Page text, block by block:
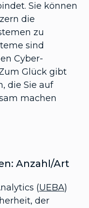
Sie können
die
zu
sind
Cyber-
Glück gibt
die Sie auf
machen
Anzahl/Art
(UEBA)
der